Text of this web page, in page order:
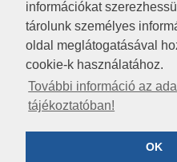
információkat
tárolunk személyes
oldal meglátogatásával
cookie-k használatához.
További információ az
tájékoztatóban!
OK